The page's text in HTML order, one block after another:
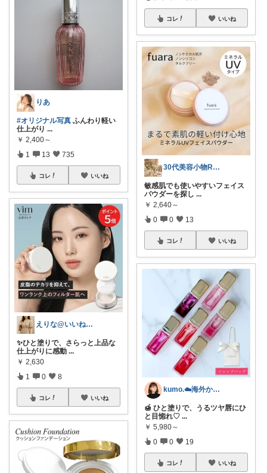
りあ
#オリジナル写真 ふんわり軽い
仕上がり ...
￥ 2,400～
1 13 735
コレ いいね
えりな@いいね100%バック💓
✨ひと塗りで、さらっと上品な
仕上がりに感動 ...
￥ 2,630
1 0 8
コレ いいね
コレ いいね
30代美容小物ROOM╱経由購入感謝です
敏感肌でも使いやすいフェイス
パウダーを探し ...
￥ 2,640～
0 0 13
コレ いいね
kumo.☁️海外かぶれ/経由感謝です♡
🍯 ひと塗りで、うるツヤ唇にひ
と目惚れ♡ ...
￥ 5,980～
0 0 19
コレ いいね